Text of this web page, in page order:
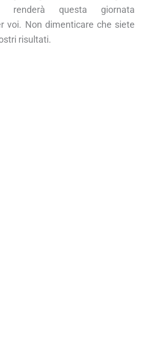
questa giornata
voi. Non dimenticare che siete
risultati.